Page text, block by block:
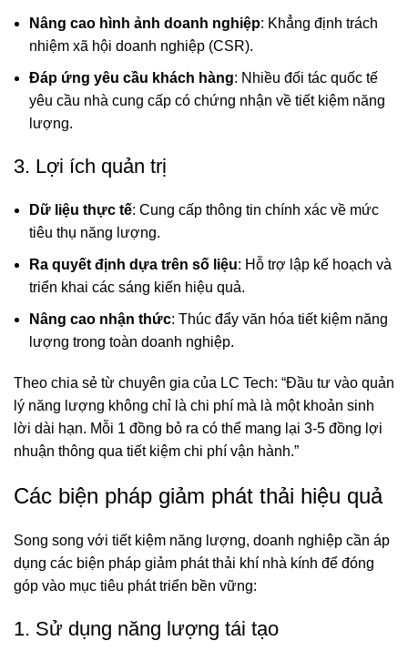
Nâng cao hình ảnh doanh nghiệp: Khẳng định trách
nhiệm xã hội doanh nghiệp (CSR).
Đáp ứng yêu cầu khách hàng: Nhiều đối tác quốc tế
yêu cầu nhà cung cấp có chứng nhận về tiết kiệm năng
lượng.
3. Lợi ích quản trị
Dữ liệu thực tế: Cung cấp thông tin chính xác về mức
tiêu thụ năng lượng.
Ra quyết định dựa trên số liệu: Hỗ trợ lập kế hoạch và
triển khai các sáng kiến hiệu quả.
Nâng cao nhận thức: Thúc đẩy văn hóa tiết kiệm năng
lượng trong toàn doanh nghiệp.
Theo chia sẻ từ chuyên gia của LC Tech: “Đầu tư vào quản
lý năng lượng không chỉ là chi phí mà là một khoản sinh
lời dài hạn. Mỗi 1 đồng bỏ ra có thể mang lại 3-5 đồng lợi
nhuận thông qua tiết kiệm chi phí vận hành.”
Các biện pháp giảm phát thải hiệu quả
Song song với tiết kiệm năng lượng, doanh nghiệp cần áp
dụng các biện pháp giảm phát thải khí nhà kính để đóng
góp vào mục tiêu phát triển bền vững:
1. Sử dụng năng lượng tái tạo